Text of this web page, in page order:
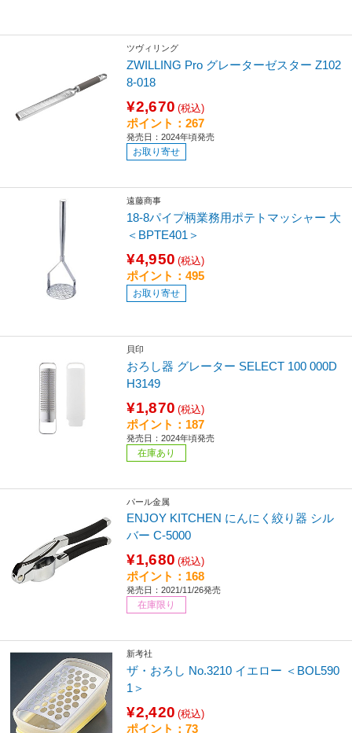
ツヴィリング
ZWILLING Pro グレーターゼスター Z102
8-018
¥2,670 (税込)
ポイント：267
発売日：2024年頃発売
お取り寄せ
遠藤商事
18-8パイプ柄業務用ポテトマッシャー 大
＜BPTE401＞
¥4,950 (税込)
ポイント：495
お取り寄せ
貝印
おろし器 グレーター SELECT 100 000D
H3149
¥1,870 (税込)
ポイント：187
発売日：2024年頃発売
在庫あり
パール金属
ENJOY KITCHEN にんにく絞り器 シル
バー C-5000
¥1,680 (税込)
ポイント：168
発売日：2021/11/26発売
在庫限り
新考社
ザ・おろし No.3210 イエロー ＜BOL590
1＞
¥2,420 (税込)
ポイント：73